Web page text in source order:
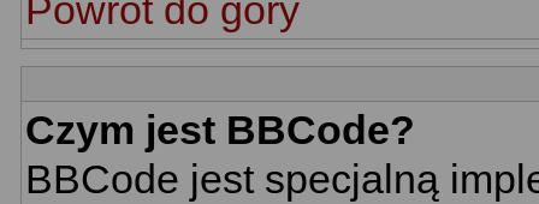
Powrót do góry
Czym jest BBCode?
BBCode jest specjalną